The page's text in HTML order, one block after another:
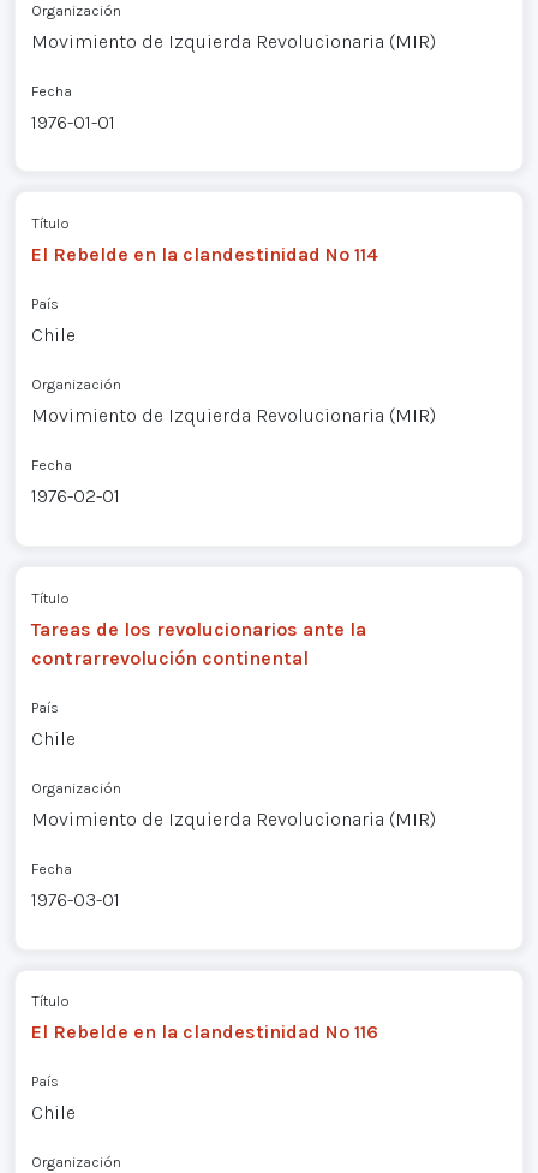
Organización
Movimiento de Izquierda Revolucionaria (MIR)
Fecha
1976-01-01
Título
El Rebelde en la clandestinidad Nº 114
País
Chile
Organización
Movimiento de Izquierda Revolucionaria (MIR)
Fecha
1976-02-01
Título
Tareas de los revolucionarios ante la
contrarrevolución continental
País
Chile
Organización
Movimiento de Izquierda Revolucionaria (MIR)
Fecha
1976-03-01
Título
El Rebelde en la clandestinidad Nº 116
País
Chile
Organización